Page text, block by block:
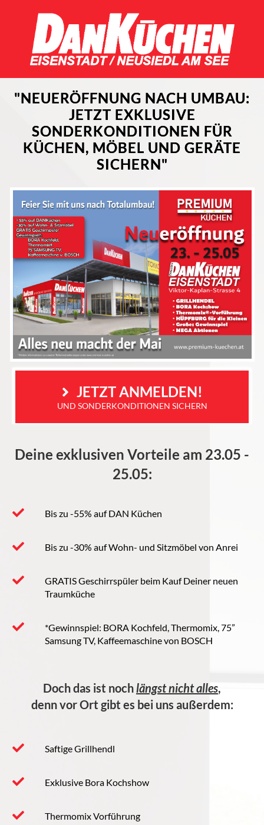
"NEUERÖFFNUNG NACH UMBAU:
JETZT EXKLUSIVE
SONDERKONDITIONEN FÜR
KÜCHEN, MÖBEL UND GERÄTE
SICHERN"
JETZT ANMELDEN!
UND SONDERKONDITIONEN SICHERN
Deine exklusiven Vorteile am 23.05 -
25.05:
Bis zu -55% auf DAN Küchen
Bis zu -30% auf Wohn- und Sitzmöbel von Anrei
GRATIS Geschirrspüler beim Kauf Deiner neuen
Traumküche
*Gewinnspiel: BORA Kochfeld, Thermomix, 75”
Samsung TV, Kaffeemaschine von BOSCH
Doch das ist nochlängst nicht alles,
denn vor Ort gibt es bei uns außerdem:
Saftige Grillhendl
Exklusive Bora Kochshow
Thermomix Vorführung